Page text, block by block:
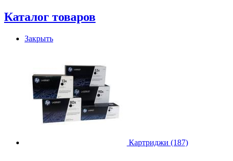
Каталог товаров
Закрыть
Картриджи (187)